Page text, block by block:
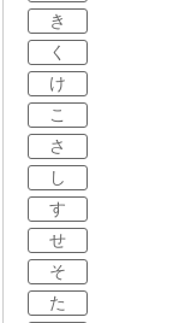
き
く
け
こ
さ
し
す
せ
そ
た